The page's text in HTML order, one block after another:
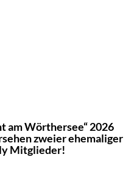
am Wörthersee“ 2026
zweier ehemaliger
Mitglieder!